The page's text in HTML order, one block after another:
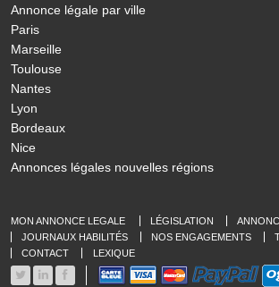
Légaliste
votre vie privée
de vous déranger, mais on aimerait bien vous
votre visite...
OK pour vous ?
modifier vos préférences par la suite, cliquez sur
Annonce légale par ville
Paris
Marseille
Toulouse
Nantes
Lyon
Bordeaux
Nice
Annonces légales nouvelles régions
MON ANNONCE LEGALE LÉGISLATION
JOURNAUX HABILITÉS
NOS ENGAGEMENTS
CONTACT
LEXIQUE